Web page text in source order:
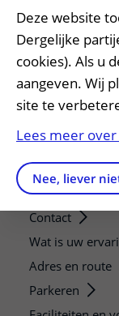
Research
Verwijzers
Mijn patiënt
Teleconsult
Diagnostiek
Service,
Contact
Wat is uw
Adres en route
Parkeren
Deze website
Dergelijke
cookies). Als u
aangeven. Wij
site te
Lees meer
Nee, liever